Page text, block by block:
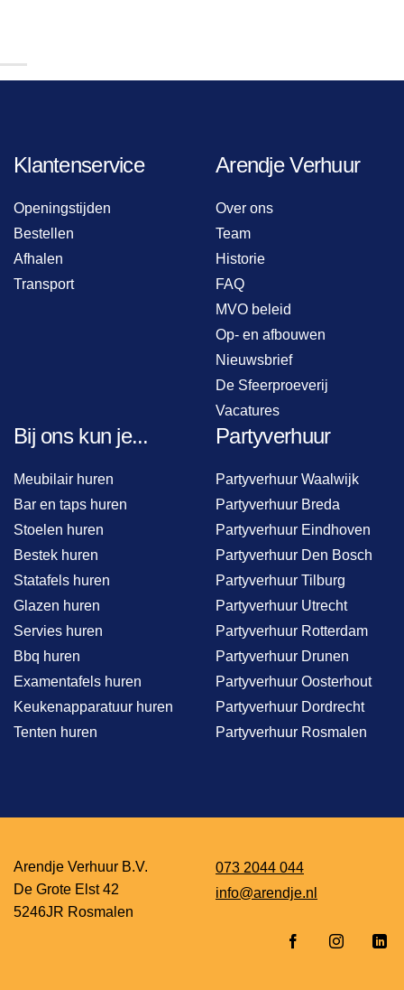
Klantenservice
Openingstijden
Bestellen
Afhalen
Transport
Arendje Verhuur
Over ons
Team
Historie
FAQ
MVO beleid
Op- en afbouwen
Nieuwsbrief
De Sfeerproeverij
Vacatures
Bij ons kun je...
Meubilair huren
Bar en taps huren
Stoelen huren
Bestek huren
Statafels huren
Glazen huren
Servies huren
Bbq huren
Examentafels huren
Keukenapparatuur huren
Tenten huren
Partyverhuur
Partyverhuur Waalwijk
Partyverhuur Breda
Partyverhuur Eindhoven
Partyverhuur Den Bosch
Partyverhuur Tilburg
Partyverhuur Utrecht
Partyverhuur Rotterdam
Partyverhuur Drunen
Partyverhuur Oosterhout
Partyverhuur Dordrecht
Partyverhuur Rosmalen
Arendje Verhuur B.V.
De Grote Elst 42
5246JR Rosmalen
073 2044 044
info@arendje.nl